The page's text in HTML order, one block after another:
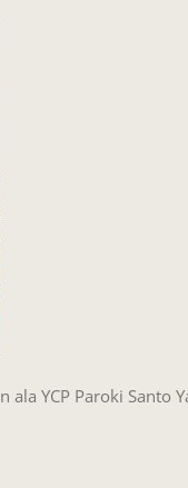
ala YCP Paroki Santo